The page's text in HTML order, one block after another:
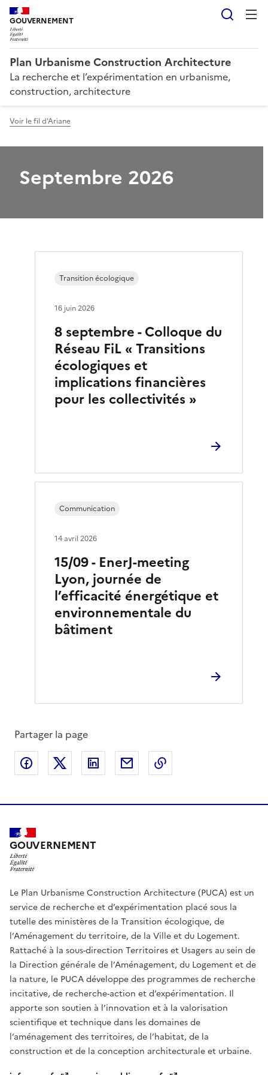
GOUVERNEMENT
Plan Urbanisme Construction Architecture
La recherche et l’expérimentation en urbanisme,
construction, architecture
Voir le fil d'Ariane
Septembre 2026
8 septembre - Colloque du
Réseau FiL « Transitions
écologiques et
implications financières
pour les collectivités »
Transition écologique
16 juin 2026
15/09 - EnerJ-meeting
Lyon, journée de
l’efficacité énergétique et
environnementale du
bâtiment
Communication
14 avril 2026
Partager la page
Partager sur Facebook
Partager sur XPartager sur LinkedIn
Partager par email
GOUVERNEMENT
Le Plan Urbanisme Construction Architecture (PUCA) est un
service de recherche et d’expérimentation placé sous la
tutelle des ministères de la Transition écologique, de
l’Aménagement du territoire, de la Ville et du Logement.
Rattaché à la sous-direction Territoires et Usagers au sein de
la Direction générale de l’Aménagement, du Logement et de
la nature, le PUCA développe des programmes de recherche
incitative, de recherche-action et d’expérimentation. Il
apporte son soutien à l’innovation et à la valorisation
scientifique et technique dans les domaines de
l’aménagement des territoires, de l’habitat, de la
construction et de la conception architecturale et urbaine.